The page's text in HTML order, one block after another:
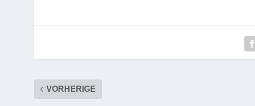
VORHERIGE